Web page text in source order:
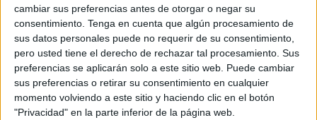
cambiar sus preferencias antes de otorgar o negar su
consentimiento. Tenga en cuenta que algún procesamiento de
sus datos personales puede no requerir de su consentimiento,
pero usted tiene el derecho de rechazar tal procesamiento. Sus
preferencias se aplicarán solo a este sitio web. Puede cambiar
sus preferencias o retirar su consentimiento en cualquier
momento volviendo a este sitio y haciendo clic en el botón
"Privacidad" en la parte inferior de la página web.